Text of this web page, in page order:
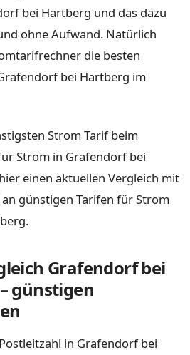
bei Hartberg und das dazu
ohne Aufwand. Natürlich
die besten
bei Hartberg im
Strom Tarif beim
Strom in Grafendorf bei
einen aktuellen Vergleich mit
günstigen Tarifen für Strom
Grafendorf bei
günstigen
in Grafendorf bei